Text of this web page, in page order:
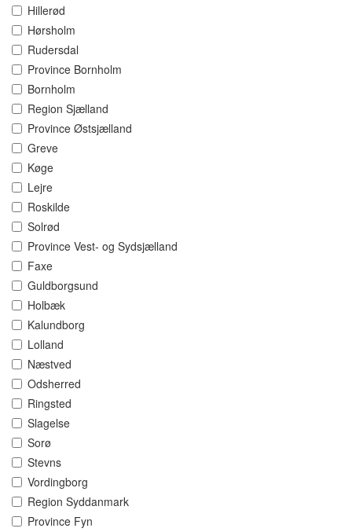
Hillerød
Hørsholm
Rudersdal
Province Bornholm
Bornholm
Region Sjælland
Province Østsjælland
Greve
Køge
Lejre
Roskilde
Solrød
Province Vest- og Sydsjælland
Faxe
Guldborgsund
Holbæk
Kalundborg
Lolland
Næstved
Odsherred
Ringsted
Slagelse
Sorø
Stevns
Vordingborg
Region Syddanmark
Province Fyn